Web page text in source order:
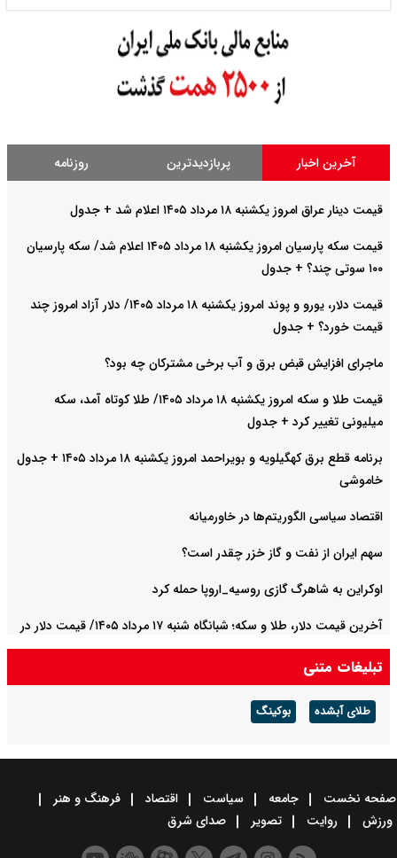
آخرین اخبار پربازدیدترین روزنامه
قیمت دینار عراق امروز یکشنبه ۱۸ مرداد ۱۴۰۵ اعلام شد + جدول
قیمت سکه پارسیان امروز یکشنبه ۱۸ مرداد ۱۴۰۵ اعلام شد/ سکه پارسیان
۱۰۰ سوتی چند؟ + جدول
قیمت دلار، یورو و پوند امروز یکشنبه ۱۸ مرداد ۱۴۰۵/ دلار آزاد امروز چند
قیمت خورد؟ + جدول
ماجرای افزایش قبض برق و آب برخی مشترکان چه بود؟
قیمت طلا و سکه امروز یکشنبه ۱۸ مرداد ۱۴۰۵/ طلا کوتاه آمد، سکه
میلیونی تغییر کرد + جدول
برنامه قطع برق کهگیلویه و بویراحمد امروز یکشنبه ۱۸ مرداد ۱۴۰۵ + جدول
خاموشی
اقتصاد سیاسی الگوریتم‌ها در خاورمیانه
سهم ایران از نفت و گاز خزر چقدر است؟
اوکراین به شاهرگ گازی روسیه_اروپا حمله کرد
آخرین قیمت دلار، طلا و سکه؛ شبانگاه شنبه ۱۷ مرداد ۱۴۰۵/ قیمت دلار در
مسیر افزایش افتاد
تبلیغات متنی
طلای آبشده بوکینگ
صفحه نخست جامعه سیاست اقتصاد
فرهنگ و هنر
ورزش
روایت تصویر صدای شرق